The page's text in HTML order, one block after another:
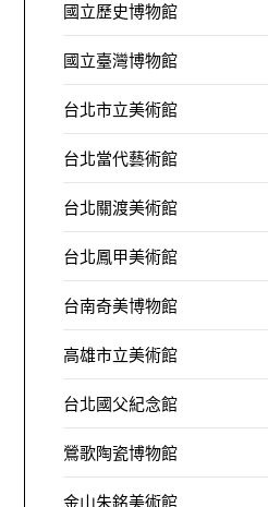
國立歷史博物館
國立臺灣博物館
台北市立美術館
台北當代藝術館
台北關渡美術館
台北鳳甲美術館
台南奇美博物館
高雄市立美術館
台北國父紀念館
鶯歌陶瓷博物館
金山朱銘美術館